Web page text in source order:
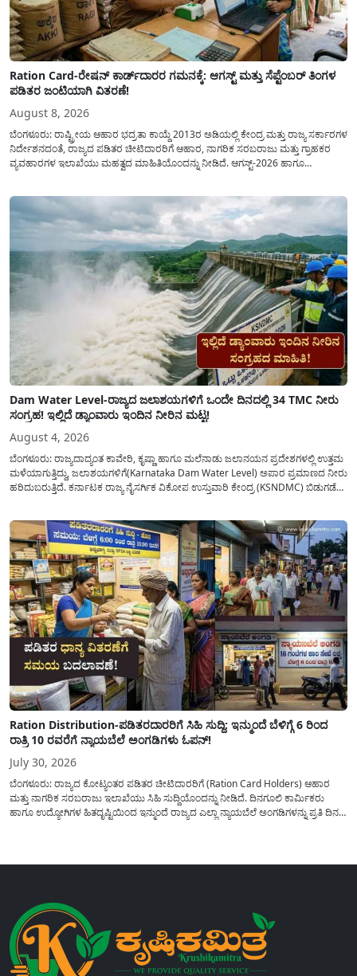
Ration Card-ರೇಷನ್ ಕಾರ್ಡ್‍ದಾರರ ಗಮನಕ್ಕೆ: ಆಗಸ್ಟ್ ಮತ್ತು ಸೆಪ್ಟೆಂಬರ್ ತಿಂಗಳ
ಪಡಿತರ ಜಂಟಿಯಾಗಿ ವಿತರಣೆ!
August 8, 2026
ಬೆಂಗಳೂರು: ರಾಷ್ಟ್ರೀಯ ಆಹಾರ ಭದ್ರತಾ ಕಾಯ್ದೆ 2013ರ ಅಡಿಯಲ್ಲಿ ಕೇಂದ್ರ ಮತ್ತು ರಾಜ್ಯ ಸರ್ಕಾರಗಳ
ನಿರ್ದೇಶನದಂತೆ, ರಾಜ್ಯದ ಪಡಿತರ ಚೀಟಿದಾರರಿಗೆ ಆಹಾರ, ನಾಗರಿಕ ಸರಬರಾಜು ಮತ್ತು ಗ್ರಾಹಕರ
ವ್ಯವಹಾರಗಳ ಇಲಾಖೆಯು ಮಹತ್ವದ ಮಾಹಿತಿಯೊಂದನ್ನು ನೀಡಿದೆ. ಆಗಸ್ಟ್-2026 ಹಾಗೂ
Dam Water Level-ರಾಜ್ಯದ ಜಲಾಶಯಗಳಿಗೆ ಒಂದೇ ದಿನದಲ್ಲಿ 34 TMC ನೀರು
ಸಂಗ್ರಹ! ಇಲ್ಲಿದೆ ಡ್ಯಾಂವಾರು ಇಂದಿನ ನೀರಿನ ಮಟ್ಟ!
August 4, 2026
ಬೆಂಗಳೂರು: ರಾಜ್ಯದಾದ್ಯಂತ ಕಾವೇರಿ, ಕೃಷ್ಣಾ ಹಾಗೂ ಮಲೆನಾಡು ಜಲಾನಯನ ಪ್ರದೇಶಗಳಲ್ಲಿ ಉತ್ತಮ
ಮಳೆಯಾಗುತ್ತಿದ್ದು, ಜಲಾಶಯಗಳಿಗೆ(Karnataka Dam Water Level) ಅಪಾರ ಪ್ರಮಾಣದ ನೀರು
ಹರಿದುಬರುತ್ತಿದೆ. ಕರ್ನಾಟಕ ರಾಜ್ಯ ನೈಸರ್ಗಿಕ ವಿಕೋಪ ಉಸ್ತುವಾರಿ ಕೇಂದ್ರ (KSNDMC) ಬಿಡುಗಡೆ
Ration Distribution-ಪಡಿತರದಾರರಿಗೆ ಸಿಹಿ ಸುದ್ದಿ: ಇನ್ಮುಂದೆ ಬೆಳಿಗ್ಗೆ 6 ರಿಂದ
ರಾತ್ರಿ 10 ರವರೆಗೆ ನ್ಯಾಯಬೆಲೆ ಅಂಗಡಿಗಳು ಓಪನ್!
July 30, 2026
ಬೆಂಗಳೂರು: ರಾಜ್ಯದ ಕೋಟ್ಯಂತರ ಪಡಿತರ ಚೀಟಿದಾರರಿಗೆ (Ration Card Holders) ಆಹಾರ
ಮತ್ತು ನಾಗರಿಕ ಸರಬರಾಜು ಇಲಾಖೆಯು ಸಿಹಿ ಸುದ್ದಿಯೊಂದನ್ನು ನೀಡಿದೆ. ದಿನಗೂಲಿ ಕಾರ್ಮಿಕರು
ಹಾಗೂ ಉದ್ಯೋಗಿಗಳ ಹಿತದೃಷ್ಟಿಯಿಂದ ಇನ್ಮುಂದೆ ರಾಜ್ಯದ ಎಲ್ಲಾ ನ್ಯಾಯಬೆಲೆ ಅಂಗಡಿಗಳನ್ನು ಪ್ರತಿ ದಿನ